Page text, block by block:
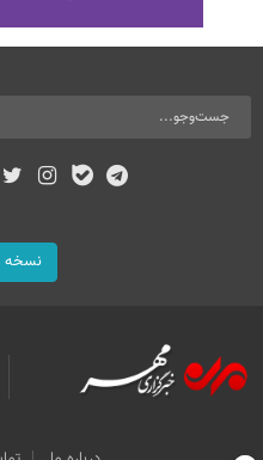
نسخه